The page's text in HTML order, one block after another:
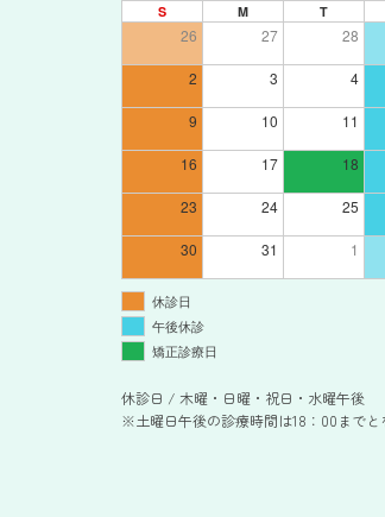
S M T
26 27 28
2 3 4
9 10 11
16 17 18
23 24 25
30 31 1
休診日
午後休診
矯正診療日
休診日 / 木曜・日曜・祝日・水曜午後
※土曜日午後の診療時間は18：00までと